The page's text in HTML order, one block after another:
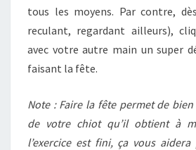
tous les moyens. Par contre,
reculant, regardant ailleurs),
avec votre autre main un super
faisant la fête.
Note : Faire la fête permet de
de votre chiot qu’il obtient à
l’exercice est fini, ça vous